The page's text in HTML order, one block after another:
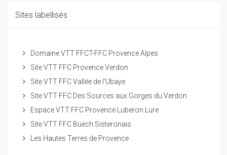
Sites labellisés
Domaine VTT FFCT-FFC Provence Alpes
Site VTT FFC Provence Verdon
Site VTT FFC Vallée de l'Ubaye
Site VTT FFC Des Sources aux Gorges du Verdon
Espace VTT FFC Provence Luberon Lure
Site VTT FFC Buëch Sisteronais
Les Hautes Terres de Provence